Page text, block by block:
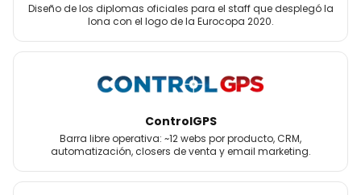
Diseño de los diplomas oficiales para el staff que desplegó la
lona con el logo de la Eurocopa 2020.
ControlGPS
Barra libre operativa: ~12 webs por producto, CRM,
automatización, closers de venta y email marketing.